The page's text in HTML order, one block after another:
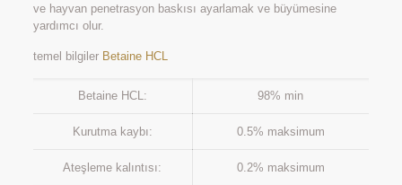
ve hayvan penetrasyon baskısı ayarlamak ve büyümesine
yardımcı olur.
temel bilgiler Betaine HCL
Betaine HCL: 98% min
Kurutma kaybı: 0.5% maksimum
Ateşleme kalıntısı: 0.2% maksimum